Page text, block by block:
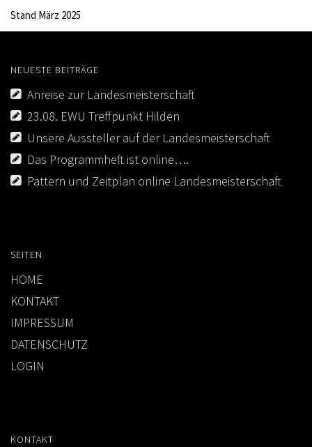
JUGEND
JUNGPFERDEPROGRAMM
SATZUNG/RECHTSORDNUNG
LOGIN
IMPRESSUM
KONTAKT
Stand März 2025
NEUESTE BEITRÄGE
Anreise zur Landesmeisterschaft
23.08. EWU Treffpunkt Hilden
Unsere Aussteller auf der Landesmeisterschaft
Das Programmheft ist online….
Pattern und Zeitplan online Landesmeisterschaft
SEITEN
HOME
KONTAKT
IMPRESSUM
DATENSCHUTZ
LOGIN
KONTAKT